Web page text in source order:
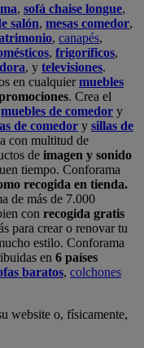
, sofá chaise longue,
salón, mesas comedor,
, canapés,
, frigoríficos,
, y televisiones.
en cualquiermuebles
. Crea el
muebles de comedor y
de comedor y sillas de
con multitud de
de imagen y sonido
tiempo. Conforama
recogida en tienda.
de más de 7.000
con recogida gratis
para crear o renovar tu
estilo. Conforama
en 6 países
baratos, colchones
website o, físicamente,